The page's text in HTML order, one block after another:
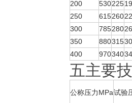
200
530225
250
615260
300
785280
350
880315
400
970340
五主要
公称压力MPa试验